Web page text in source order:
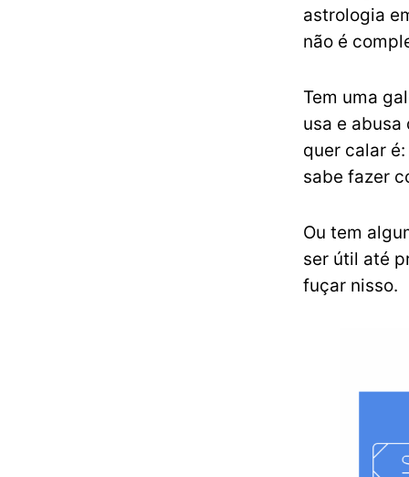
astrologia
não é
Tem uma
usa e
quer calar
sabe fazer
Ou tem
ser útil até
fuçar nisso.